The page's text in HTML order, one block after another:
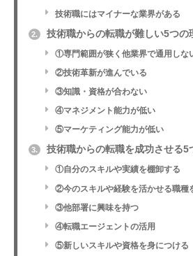
技術職にはマイナーな業界がある
2. 技術職からの転職が難しい5つの
①専門範囲が狭く他業界で通用しな
②技術革新が進んでいる
③知識・資格が合わない
④マネジメント能力が低い
⑤マーケティング能力が低い
3. 技術職からの転職を成功させる5
①自分のスキルや実績を棚卸する
②今のスキルや経験を活かせる職種
③他部署に興味を持つ
④転職エージェントの活用
⑤新しいスキルや資格を身につける